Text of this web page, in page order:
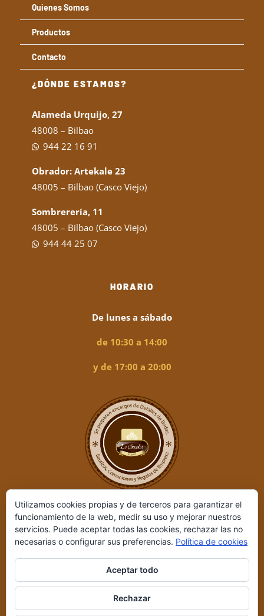
Quienes Somos
Productos
Contacto
¿DÓNDE ESTAMOS?
Alameda Urquijo, 27
48008 – Bilbao
944 22 16 91
Obrador: Artekale 23
48005 – Bilbao (Casco Viejo)
Sombrerería, 11
48005 – Bilbao (Casco Viejo)
944 44 25 07
HORARIO
De lunes a sábado
de 10:30 a 14:00
y de 17:00 a 20:00
Aviso legal y Política de privacidad
Utilizamos cookies propias y de terceros para garantizar el
funcionamiento de la web, medir su uso y mejorar nuestros
servicios. Puede aceptar todas las cookies, rechazar las no
necesarias o configurar sus preferencias. Política de cookies
Aceptar todo
Rechazar